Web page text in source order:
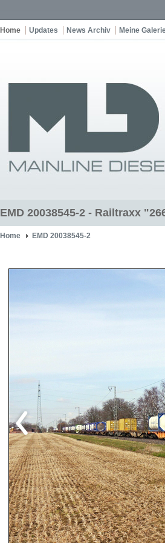
Home Updates News Archiv Meine
EMD 20038545-2 - Railtraxx
Home EMD 20038545-2